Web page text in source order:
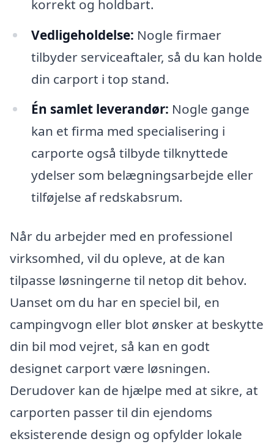
korrekt og holdbart.
Vedligeholdelse: Nogle firmaer
tilbyder serviceaftaler, så du kan holde
din carport i top stand.
Én samlet leverandør: Nogle gange
kan et firma med specialisering i
carporte også tilbyde tilknyttede
ydelser som belægningsarbejde eller
tilføjelse af redskabsrum.
Når du arbejder med en professionel
virksomhed, vil du opleve, at de kan
tilpasse løsningerne til netop dit behov.
Uanset om du har en speciel bil, en
campingvogn eller blot ønsker at beskytte
din bil mod vejret, så kan en godt
designet carport være løsningen.
Derudover kan de hjælpe med at sikre, at
carporten passer til din ejendoms
eksisterende design og opfylder lokale